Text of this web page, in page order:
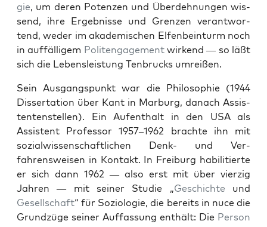
gie, um deren Poten­zen und Überdehnun­gen wis­
send, ihre Ergeb­nisse und Gren­zen ver­ant­wor­
tend, wed­er im akademis­chen Elfen­bein­turm noch
in auf­fäl­ligem Politen­gage­mentwirk­end — so läßt
sich die Lebensleis­tung Ten­brucks umreißen.
Sein Aus­gangspunkt war die Philoso­phie (1944
Dis­ser­ta­tion über Kant in Mar­burg, danach Assis­
ten­ten­stellen). Ein Aufen­thalt in den USA als
Assis­tent Pro­fes­sor 1957–1962 brachte ihn mit
sozial­wis­senschaftlichen Denk- und Ver­
fahrensweisen in Kon­takt. In Freiburg habil­i­tierte
er sich dann 1962 — also erst mit über vierzig
Jahren — mit sein­er Studie „Geschichte und
Gesellschaft“ für Sozi­olo­gie, die bere­its in nuce die
Grundzüge sein­er Auf­fas­sung enthält: Die Per­son